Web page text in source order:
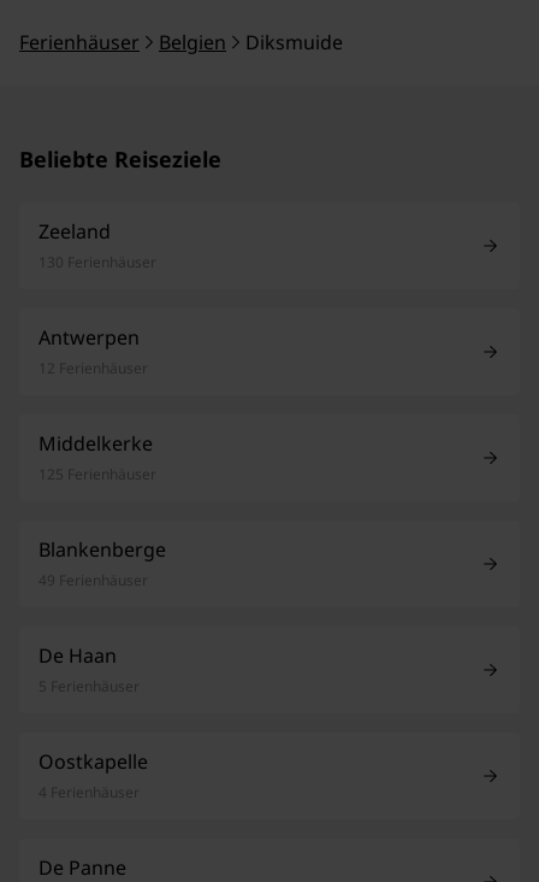
Ferienhäuser Belgien Diksmuide
Beliebte Reiseziele
Zeeland
130 Ferienhäuser
Antwerpen
12 Ferienhäuser
Middelkerke
125 Ferienhäuser
Blankenberge
49 Ferienhäuser
De Haan
5 Ferienhäuser
Oostkapelle
4 Ferienhäuser
De Panne